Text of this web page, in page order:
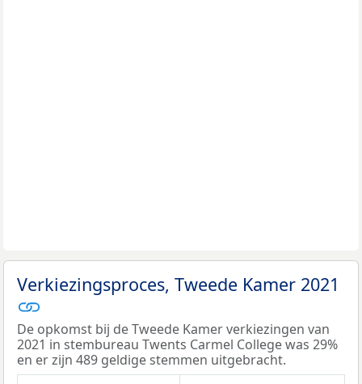
Verkiezingsproces, Tweede Kamer 2021
De opkomst bij de Tweede Kamer verkiezingen van
2021 in stembureau Twents Carmel College was 29%
en er zijn 489 geldige stemmen uitgebracht.